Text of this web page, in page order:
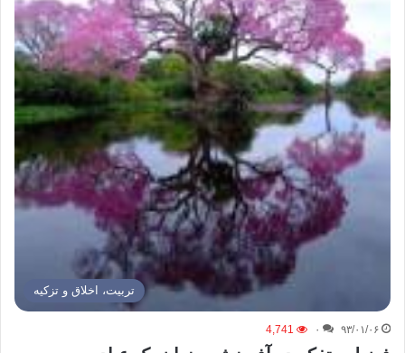
تربیت، اخلاق و تزکیه
۹۳/۰۱/۰۶ ۰ 4,741